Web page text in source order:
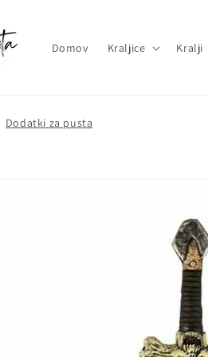
Domov Kraljice Kralji
Dodatki za pusta